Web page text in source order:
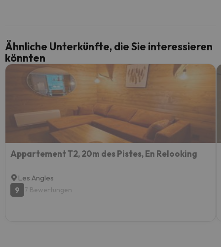
Ähnliche Unterkünfte, die Sie interessieren
könnten
Appartement T2, 20m des Pistes, En Relooking
Les Angles
9
7 Bewertungen